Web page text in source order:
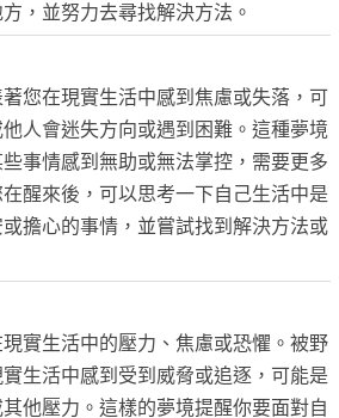
，並努力去尋找解決方法。
您在現實生活中感到焦慮或失落，可
人會迷失方向或遇到困難。這種夢境
事情感到無助或無法掌控，需要更多
醒來後，可以思考一下自己生活中是
擔心的事情，並嘗試找到解決方法或
實生活中的壓力、焦慮或恐懼。被野
生活中感到受到威脅或追逐，可能是
他壓力。這樣的夢境提醒你要面對自